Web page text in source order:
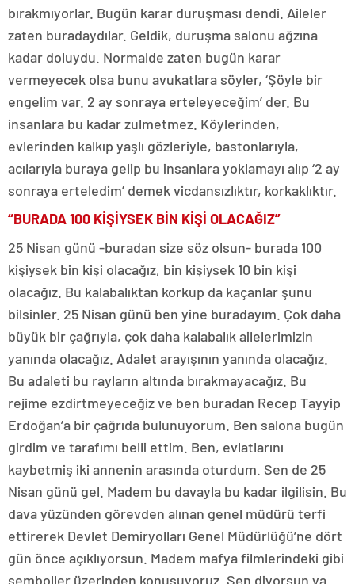
bırakmıyorlar. Bugün karar duruşması dendi. Aileler
zaten buradaydılar. Geldik, duruşma salonu ağzına
kadar doluydu. Normalde zaten bugün karar
vermeyecek olsa bunu avukatlara söyler, ‘Şöyle bir
engelim var. 2 ay sonraya erteleyeceğim’ der. Bu
insanlara bu kadar zulmetmez. Köylerinden,
evlerinden kalkıp yaşlı gözleriyle, bastonlarıyla,
acılarıyla buraya gelip bu insanlara yoklamayı alıp ‘2 ay
sonraya erteledim’ demek vicdansızlıktır, korkaklıktır.
“BURADA 100 KİŞİYSEK BİN KİŞİ OLACAĞIZ”
25 Nisan günü -buradan size söz olsun- burada 100
kişiysek bin kişi olacağız, bin kişiysek 10 bin kişi
olacağız. Bu kalabalıktan korkup da kaçanlar şunu
bilsinler. 25 Nisan günü ben yine buradayım. Çok daha
büyük bir çağrıyla, çok daha kalabalık ailelerimizin
yanında olacağız. Adalet arayışının yanında olacağız.
Bu adaleti bu rayların altında bırakmayacağız. Bu
rejime ezdirtmeyeceğiz ve ben buradan Recep Tayyip
Erdoğan’a bir çağrıda bulunuyorum. Ben salona bugün
girdim ve tarafımı belli ettim. Ben, evlatlarını
kaybetmiş iki annenin arasında oturdum. Sen de 25
Nisan günü gel. Madem bu davayla bu kadar ilgilisin. Bu
dava yüzünden görevden alınan genel müdürü terfi
ettirerek Devlet Demiryolları Genel Müdürlüğü’ne dört
gün önce açıklıyorsun. Madem mafya filmlerindeki gibi
semboller üzerinden konuşuyoruz. Sen diyorsun ya